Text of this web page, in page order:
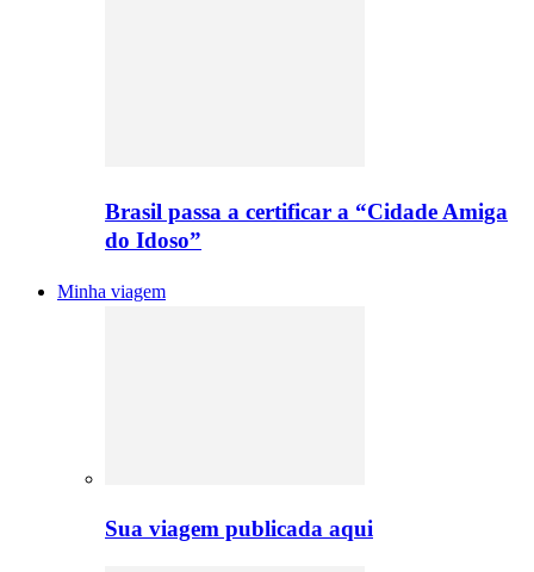
Brasil passa a certificar a “Cidade Amiga
do Idoso”
Minha viagem
Sua viagem publicada aqui